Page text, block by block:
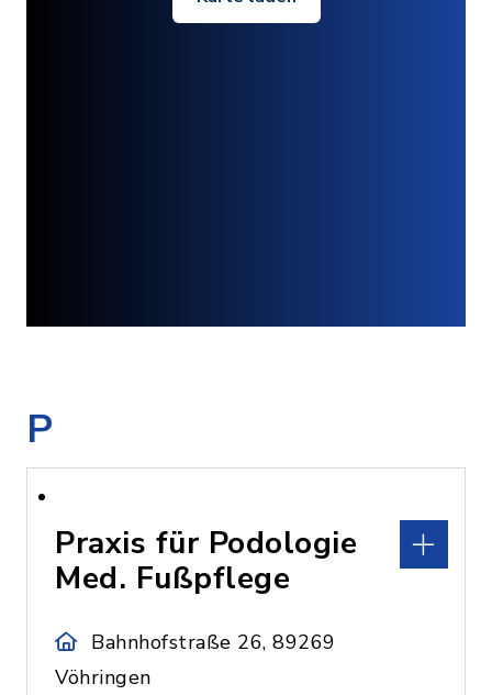
P
Praxis für Podologie
Med. Fußpflege
Bahnhofstraße 26, 89269
Vöhringen